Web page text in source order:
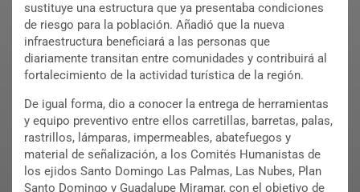
sustituye una estructura que ya presentaba condiciones
de riesgo para la población. Añadió que la nueva
infraestructura beneficiará a las personas que
diariamente transitan entre comunidades y contribuirá al
fortalecimiento de la actividad turística de la región.
De igual forma, dio a conocer la entrega de herramientas
y equipo preventivo entre ellos carretillas, barretas, palas,
rastrillos, lámparas, impermeables, abatefuegos y
material de señalización, a los Comités Humanistas de
los ejidos Santo Domingo Las Palmas, Las Nubes, Plan
Santo Domingo y Guadalupe Miramar, con el objetivo de